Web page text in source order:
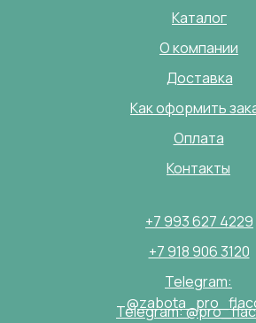
О компании
+7 918 906 3120
Каталог
+7 993 627 4229
Telegram:
Telegram:
Доставка
Оплата
Как оформить
Контакты